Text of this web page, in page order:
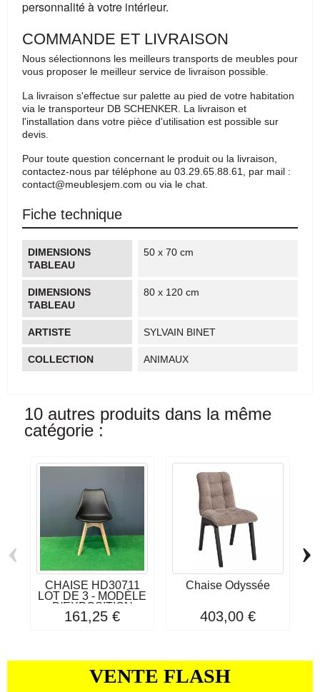
personnalité à votre intérieur.
COMMANDE ET LIVRAISON
Nous sélectionnons les meilleurs transports de meubles pour
vous proposer le meilleur service de livraison possible.
La livraison s'effectue sur palette au pied de votre habitation
via le transporteur DB SCHENKER. La livraison et
l'installation dans votre pièce d'utilisation est possible sur
devis.
Pour toute question concernant le produit ou la livraison,
contactez-nous par téléphone au 03.29.65.88.61, par mail :
contact@meublesjem.com ou via le chat.
Fiche technique
DIMENSIONS
TABLEAU
50 x 70 cm
DIMENSIONS
TABLEAU
80 x 120 cm
ARTISTE SYLVAIN BINET
COLLECTION ANIMAUX
10 autres produits dans la même
catégorie :
CHAISE HD30711
LOT DE 3 - MODÈLE
D'EXPOSITION
161,25 €
Chaise Odyssée
403,00 €
‹ ›
VENTE FLASH